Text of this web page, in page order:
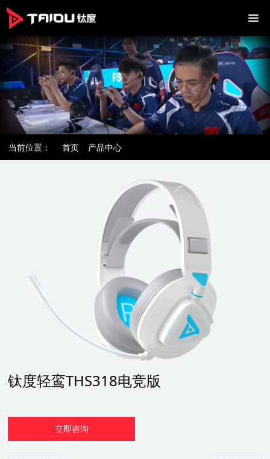
当前位置： 首页 产品中心
钛度轻鸾THS318电竞版
立即咨询